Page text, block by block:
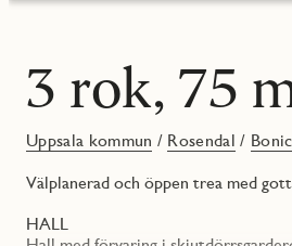
3 rok, 75
Uppsala kommun / Rosendal /
Välplanerad och öppen trea med
HALL